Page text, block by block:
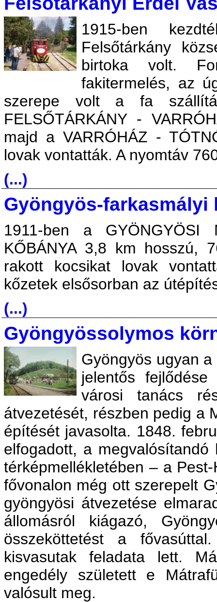
1915-ben
Felsőtárkány
birtoka volt.
fakitermelés, az
szerepe volt a fa
FELSŐTÁRKÁNY -
majd a VARRÓHÁZ -
lovak vontatták. A nyomtáv
(...)
Gyöngyös-farkasmályi
1911-ben a GYÖNGYÖSI
KŐBÁNYA 3,8 km hosszú,
rakott kocsikat lovak
kőzetek elsősorban az
(...)
Gyöngyössolymos
Gyöngyös ugyan
jelentős
városi tanács
átvezetését, részben pedig a
építését javasolta. 1848.
elfogadott, a
térképmellékletében – a
fővonalon még ott szerepelt
gyöngyösi átvezetése
állomásról kiágazó,
összeköttetést a
kisvasutak feladata lett.
engedély született e
valósult meg.